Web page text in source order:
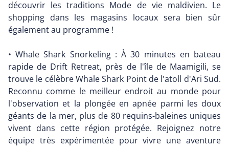
découvrir les traditions Mode de vie maldivien. Le
shopping dans les magasins locaux sera bien sûr
également au programme !
• Whale Shark Snorkeling : À 30 minutes en bateau
rapide de Drift Retreat, près de l'île de Maamigili, se
trouve le célèbre Whale Shark Point de l'atoll d'Ari Sud.
Reconnu comme le meilleur endroit au monde pour
l'observation et la plongée en apnée parmi les doux
géants de la mer, plus de 80 requins-baleines uniques
vivent dans cette région protégée. Rejoignez notre
équipe très expérimentée pour vivre une aventure